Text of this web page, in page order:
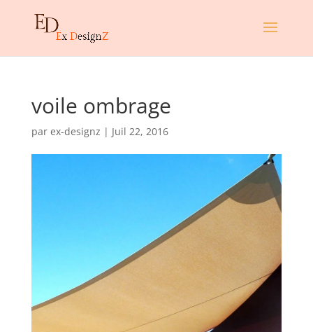
voile ombrage
par ex-designz | Juil 22, 2016